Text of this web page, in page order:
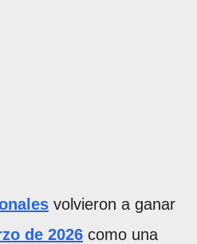
volvieron a ganar
de 2026 como una